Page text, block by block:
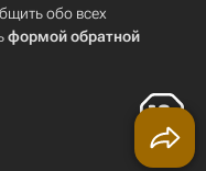
обо всех
формой обратной